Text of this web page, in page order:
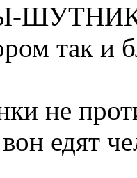
так и
не
едят